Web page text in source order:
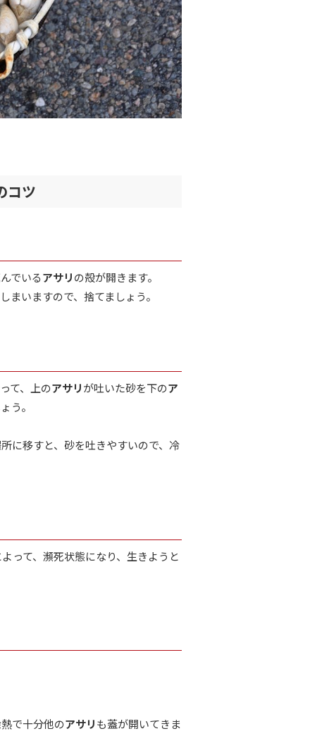
コツ
でいる アサリ の殻が開きます。
まいますので、捨てましょう。
て、上のアサリ が吐いた砂を下のア
う。
に移すと、砂を吐きやすいので、冷
って、瀕死状態になり、生きようと
で十分他のアサリ も蓋が開いてきま